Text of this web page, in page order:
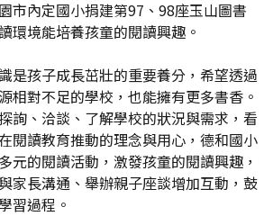
市內定國小捐建第97、98座玉山圖書
環境能培養孩童的閱讀興趣。
是孩子成長茁壯的重要養分，希望透過
相對不足的學校，也能擁有更多書香。
詢、洽談、了解學校的狀況與需求，看
閱讀教育推動的理念與用心，德和國小
元的閱讀活動，激發孩童的閱讀興趣，
家長溝通、舉辦親子座談增加互動，鼓
習過程。